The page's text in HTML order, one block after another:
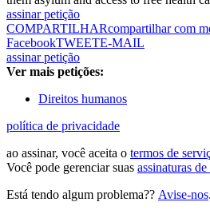
assinar petição
COMPARTILHARcompartilhar com
FacebookTWEETE-MAIL
assinar petição
Ver mais petições:
Direitos humanos
política de privacidade
ao assinar, você aceita o termos de
Você pode gerenciar suas assinaturas
Está tendo algum problema?? Avise-nos.